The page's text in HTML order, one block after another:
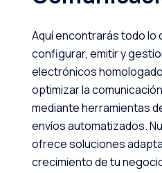
Aquí encontrarás todo lo
configurar, emitir y
electrónicos
optimizar la
mediante herramientas
envíos automatizados.
ofrece soluciones
crecimiento de tu